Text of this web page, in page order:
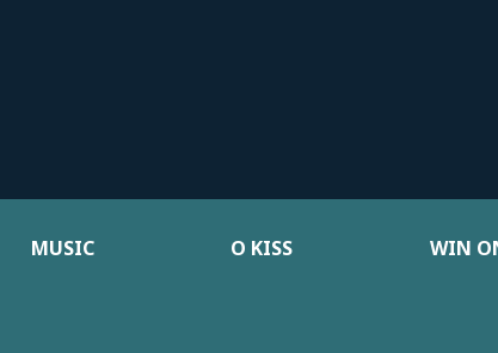
MUSIC Ο KISS WIN